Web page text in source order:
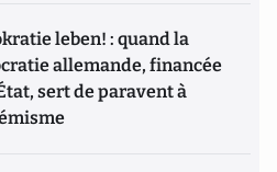
leben! : quand la
allemande, financée
sert de paravent à